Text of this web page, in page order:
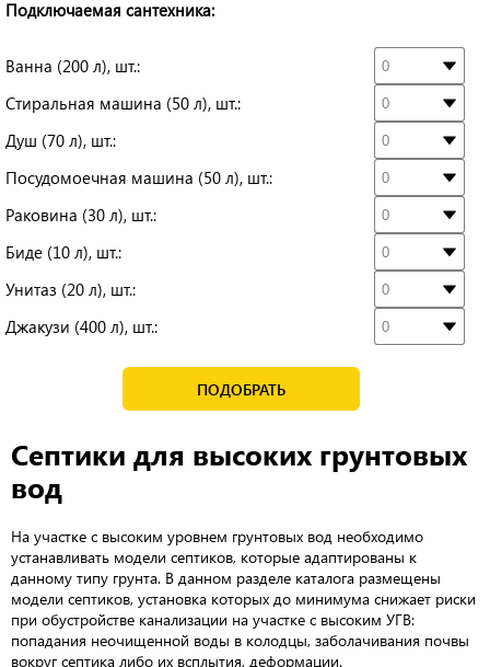
Подключаемая сантехника:
Ванна (200 л), шт.:
Стиральная машина (50 л), шт.:
Душ (70 л), шт.:
Посудомоечная машина (50 л), шт.:
Раковина (30 л), шт.:
Биде (10 л), шт.:
Унитаз (20 л), шт.:
Джакузи (400 л), шт.:
ПОДОБРАТЬ
Септики для высоких грунтовых
вод
На участке с высоким уровнем грунтовых вод необходимо
устанавливать модели септиков, которые адаптированы к
данному типу грунта. В данном разделе каталога размещены
модели септиков, установка которых до минимума снижает риски
при обустройстве канализации на участке с высоким УГВ:
попадания неочищенной воды в колодцы, заболачивания почвы
вокруг септика либо их всплытия, деформации.